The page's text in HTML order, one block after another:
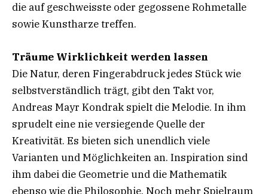
die auf geschweisste oder gegossene Rohmetalle
sowie Kunstharze treffen.
Träume Wirklichkeit werden lassen
Die Natur, deren Fingerabdruck jedes Stück wie
selbstverständlich trägt, gibt den Takt vor,
Andreas Mayr Kondrak spielt die Melodie. In ihm
sprudelt eine nie versiegende Quelle der
Kreativität. Es bieten sich unendlich viele
Varianten und Möglichkeiten an. Inspiration sind
ihm dabei die Geometrie und die Mathematik
ebenso wie die Philosophie. Noch mehr Spielraum